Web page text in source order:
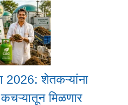
2026: शेतकऱ्यांना
मिळणार